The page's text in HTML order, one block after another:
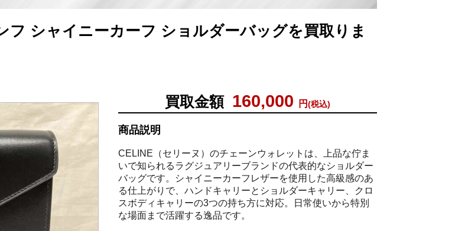
シャイニーカーフ ショルダーバッグを買取りま
買取金額 160,000 円(税込)
商品説明
CELINE（セリーヌ）のチェーンウォレットは、上品な佇ま
いで知られるラグジュアリーブランドの代表的なショルダー
バッグです。シャイニーカーフレザーを使用した高級感のあ
る仕上がりで、ハンドキャリーとショルダーキャリー、クロ
スボディキャリーの3つの持ち方に対応。日常使いから特別
な場面まで活躍する逸品です。